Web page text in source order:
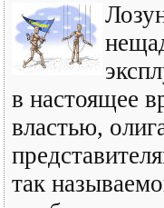
в настоящее
властью,
так